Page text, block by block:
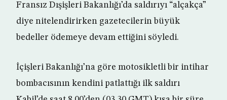
Fransız Dışişleri Bakanlığı’da saldırıyı “alçakça”
diye nitelendirirken gazetecilerin büyük
bedeller ödemeye devam ettiğini söyledi.
İçişleri Bakanlığı’na göre motosikletli bir intihar
bombacısının kendini patlattığı ilk saldırı